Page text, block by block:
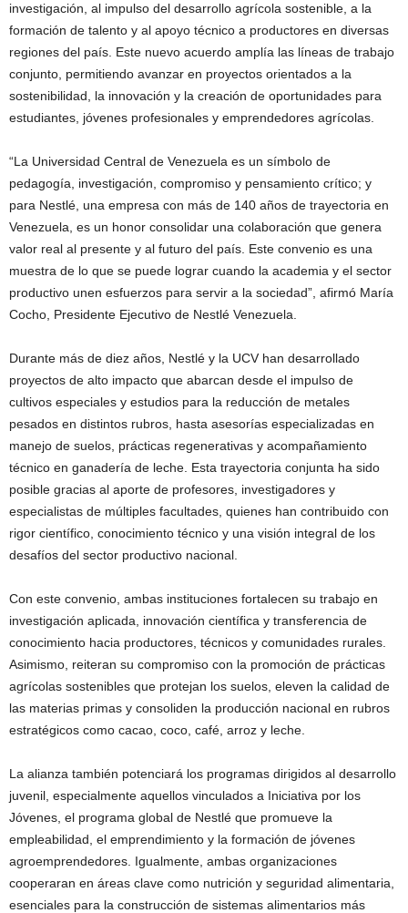
investigación, al impulso del desarrollo agrícola sostenible, a la
formación de talento y al apoyo técnico a productores en diversas
regiones del país. Este nuevo acuerdo amplía las líneas de trabajo
conjunto, permitiendo avanzar en proyectos orientados a la
sostenibilidad, la innovación y la creación de oportunidades para
estudiantes, jóvenes profesionales y emprendedores agrícolas.
“La Universidad Central de Venezuela es un símbolo de
pedagogía, investigación, compromiso y pensamiento crítico; y
para Nestlé, una empresa con más de 140 años de trayectoria en
Venezuela, es un honor consolidar una colaboración que genera
valor real al presente y al futuro del país. Este convenio es una
muestra de lo que se puede lograr cuando la academia y el sector
productivo unen esfuerzos para servir a la sociedad”, afirmó María
Cocho, Presidente Ejecutivo de Nestlé Venezuela.
Durante más de diez años, Nestlé y la UCV han desarrollado
proyectos de alto impacto que abarcan desde el impulso de
cultivos especiales y estudios para la reducción de metales
pesados en distintos rubros, hasta asesorías especializadas en
manejo de suelos, prácticas regenerativas y acompañamiento
técnico en ganadería de leche. Esta trayectoria conjunta ha sido
posible gracias al aporte de profesores, investigadores y
especialistas de múltiples facultades, quienes han contribuido con
rigor científico, conocimiento técnico y una visión integral de los
desafíos del sector productivo nacional.
Con este convenio, ambas instituciones fortalecen su trabajo en
investigación aplicada, innovación científica y transferencia de
conocimiento hacia productores, técnicos y comunidades rurales.
Asimismo, reiteran su compromiso con la promoción de prácticas
agrícolas sostenibles que protejan los suelos, eleven la calidad de
las materias primas y consoliden la producción nacional en rubros
estratégicos como cacao, coco, café, arroz y leche.
La alianza también potenciará los programas dirigidos al desarrollo
juvenil, especialmente aquellos vinculados a Iniciativa por los
Jóvenes, el programa global de Nestlé que promueve la
empleabilidad, el emprendimiento y la formación de jóvenes
agroemprendedores. Igualmente, ambas organizaciones
cooperaran en áreas clave como nutrición y seguridad alimentaria,
esenciales para la construcción de sistemas alimentarios más